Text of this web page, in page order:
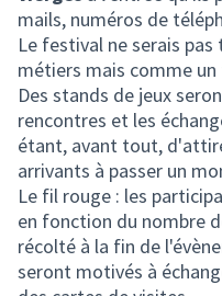
mails, numéros de
Le festival ne serais
métiers mais comme
Des stands de jeux
rencontres et les
étant, avant tout,
arrivants à passer un
Le fil rouge : les
en fonction du nombre
récolté à la fin de
seront motivés à